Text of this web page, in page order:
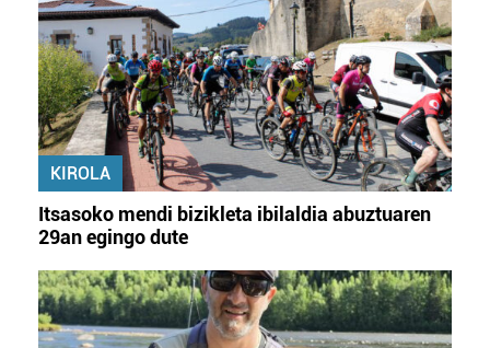
KIROLA
Itsasoko mendi bizikleta ibilaldia abuztuaren
29an egingo dute